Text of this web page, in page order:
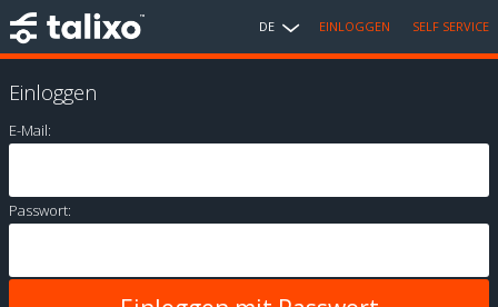
DE EINLOGGEN SELF SERVICE
Einloggen
E-Mail:
Passwort: